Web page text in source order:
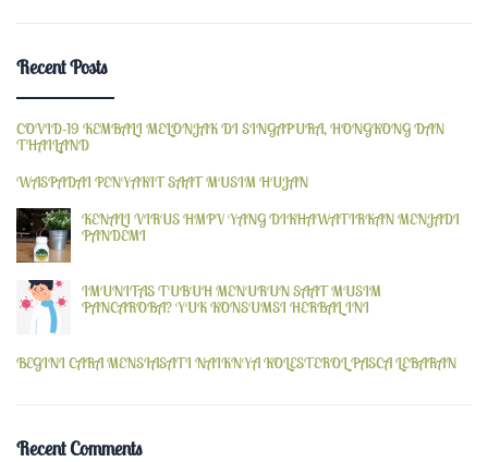
Recent Posts
COVID-19 KEMBALI MELONJAK DI SINGAPURA, HONGKONG DAN
THAILAND
WASPADAI PENYAKIT SAAT MUSIM HUJAN
KENALI VIRUS HMPV YANG DIKHAWATIRKAN MENJADI
PANDEMI
IMUNITAS TUBUH MENURUN SAAT MUSIM
PANCAROBA? YUK KONSUMSI HERBAL INI
BEGINI CARA MENSIASATI NAIKNYA KOLESTEROL PASCA LEBARAN
Recent Comments